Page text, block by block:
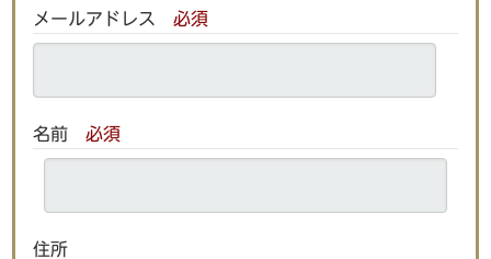
メールアドレス 必須
名前 必須
住所